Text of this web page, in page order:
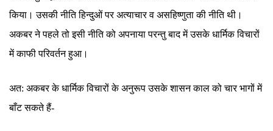
किया। उसकी नीति हिन्दुओं पर अत्याचार व असहिष्णुता की नीति थी।
अकबर ने पहले तो इसी नीति को अपनाया परन्तु बाद में उसके धार्मिक विचारों
में काफी परिवर्तन हुआ।
अत: अकबर के धार्मिक विचारों के अनुरूप उसके शासन काल को चार भागों में
बाँट सकते हैं-